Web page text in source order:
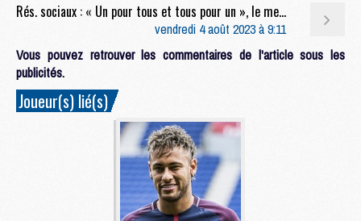
Rés. sociaux : « Un pour tous et tous pour un », le message de Luis Enrique à son staff
vendredi 4 août 2023 à 9:11
Vous pouvez retrouver les commentaires de l'article sous les
publicités.
Joueur(s) lié(s)